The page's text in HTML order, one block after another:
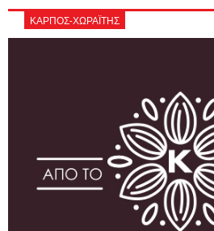
ΚΑΡΠΟΣ-ΧΩΡΑΪΤΗΣ